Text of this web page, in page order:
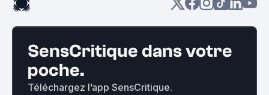
SensCritique dans votre
poche.
Téléchargez l’app SensCritique.